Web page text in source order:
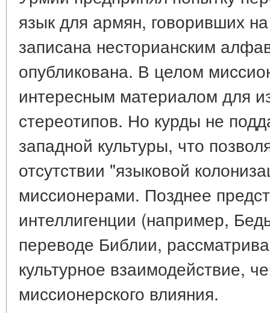
язык для армян, говоривших
записана несторианским
опубликована. В целом
интересным материалом для
стереотипов. Но курды не
западной культуры, что
отсутствии "языковой
миссионерами. Позднее
интеллигенции (например,
переводе Библии,
культурное взаимодействие,
миссионерского влияния.